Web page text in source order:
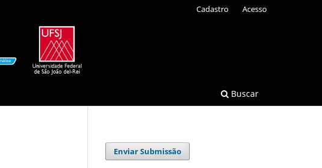
Buscar
Cadastro Acesso
Enviar Submissão